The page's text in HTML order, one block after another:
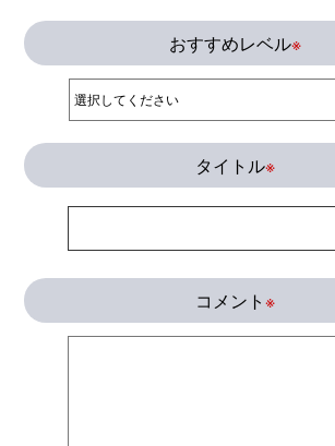
おすすめレベル※
タイトル※
コメント※